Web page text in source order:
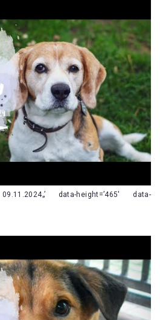
data-height=’465′ data-